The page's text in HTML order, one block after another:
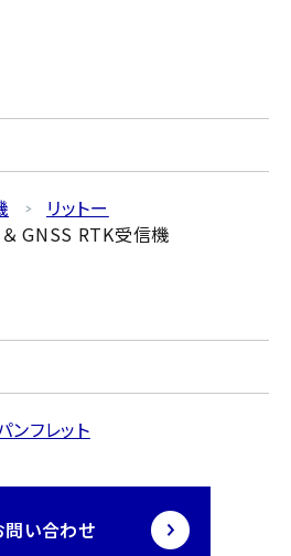
リットー
GNSS RTK受信機
フレット
問い合わせ